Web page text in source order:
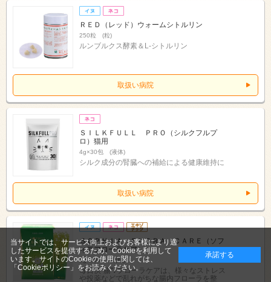
ＲＥＤ（レッド）ウォームシトルリン
250粒 (粒)
ルンブルクス酵素＆L-シトルリン
取扱い病院
ＳＩＬＫＦＵＬＬ ＰＲＯ（シルクフルプ
ロ）猫用
4g×30包 (液体)
シルク成分の腎臓への補給による健康維持に
取扱い病院
ＳＯＰＨＩＡ ＦＬＯＲＡ ＣＡＲＥ（ソフ
ィアフローラケア）
1g×30本 (顆粒)
毎日快"腸"♪フローラケアは、様々なストレス
や投薬などで乱れがちな腸内フローラを整
当サイトでは、サービス向上およびお客様により適
したサービスを提供するため、Cookieを利用して
います。サイトのCookieの使用に関しては、
「Cookieポリシー」 をお読みください。
承諾する